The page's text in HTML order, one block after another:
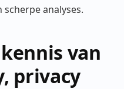
analyses.
van
privacy